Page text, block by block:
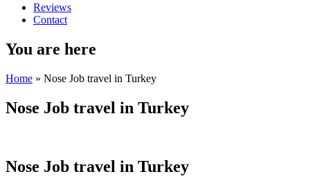
Reviews
Contact
You are here
Home » Nose Job travel in Turkey
Nose Job travel in Turkey
Nose Job travel in Turkey